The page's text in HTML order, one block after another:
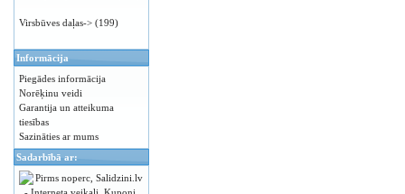
Virsbūves daļas-> (199)
Informācija
Piegādes informācija
Norēķinu veidi
Garantija un atteikuma
tiesības
Sazināties ar mums
Sadarbībā ar: